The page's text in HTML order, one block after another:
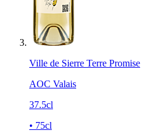
Ville de Sierre Terre Promise
AOC Valais
37.5cl
• 75cl